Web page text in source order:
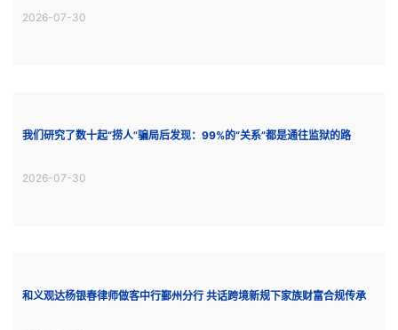
2026-07-30
我们研究了数十起“捞人”骗局后发现：99%的“关系”都是通往监狱的路
2026-07-30
和义观达杨银春律师做客中行鄞州分行 共话跨境新规下家族财富合规传承